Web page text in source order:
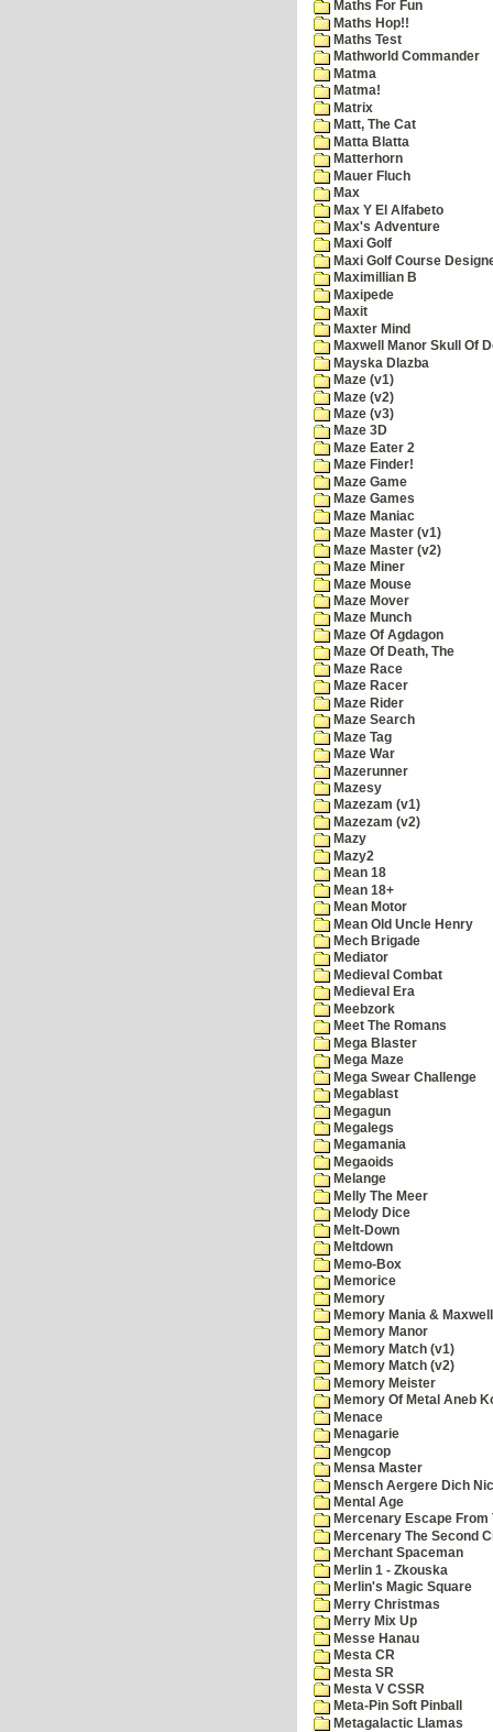
Maths For Fun
Maths Hop!!
Maths Test
Mathworld Commander
Matma
Matma!
Matrix
Matt, The Cat
Matta Blatta
Matterhorn
Mauer Fluch
Max
Max Y El Alfabeto
Max's Adventure
Maxi Golf
Maxi Golf Course
Maximillian B
Maxipede
Maxit
Maxter Mind
Maxwell Manor Skull Of
Mayska Dlazba
Maze (v1)
Maze (v2)
Maze (v3)
Maze 3D
Maze Eater 2
Maze Finder!
Maze Game
Maze Games
Maze Maniac
Maze Master (v1)
Maze Master (v2)
Maze Miner
Maze Mouse
Maze Mover
Maze Munch
Maze Of Agdagon
Maze Of Death, The
Maze Race
Maze Racer
Maze Rider
Maze Search
Maze Tag
Maze War
Mazerunner
Mazesy
Mazezam (v1)
Mazezam (v2)
Mazy
Mazy2
Mean 18
Mean 18+
Mean Motor
Mean Old Uncle Henry
Mech Brigade
Mediator
Medieval Combat
Medieval Era
Meebzork
Meet The Romans
Mega Blaster
Mega Maze
Mega Swear Challenge
Megablast
Megagun
Megalegs
Megamania
Megaoids
Melange
Melly The Meer
Melody Dice
Melt-Down
Meltdown
Memo-Box
Memorice
Memory
Memory Mania &
Memory Manor
Memory Match (v1)
Memory Match (v2)
Memory Meister
Memory Of Metal Aneb
Menace
Menagarie
Mengcop
Mensa Master
Mensch Aergere Dich
Mental Age
Mercenary Escape From
Mercenary The Second
Merchant Spaceman
Merlin 1 - Zkouska
Merlin's Magic Square
Merry Christmas
Merry Mix Up
Messe Hanau
Mesta CR
Mesta SR
Mesta V CSSR
Meta-Pin Soft Pinball
Metagalactic Llamas